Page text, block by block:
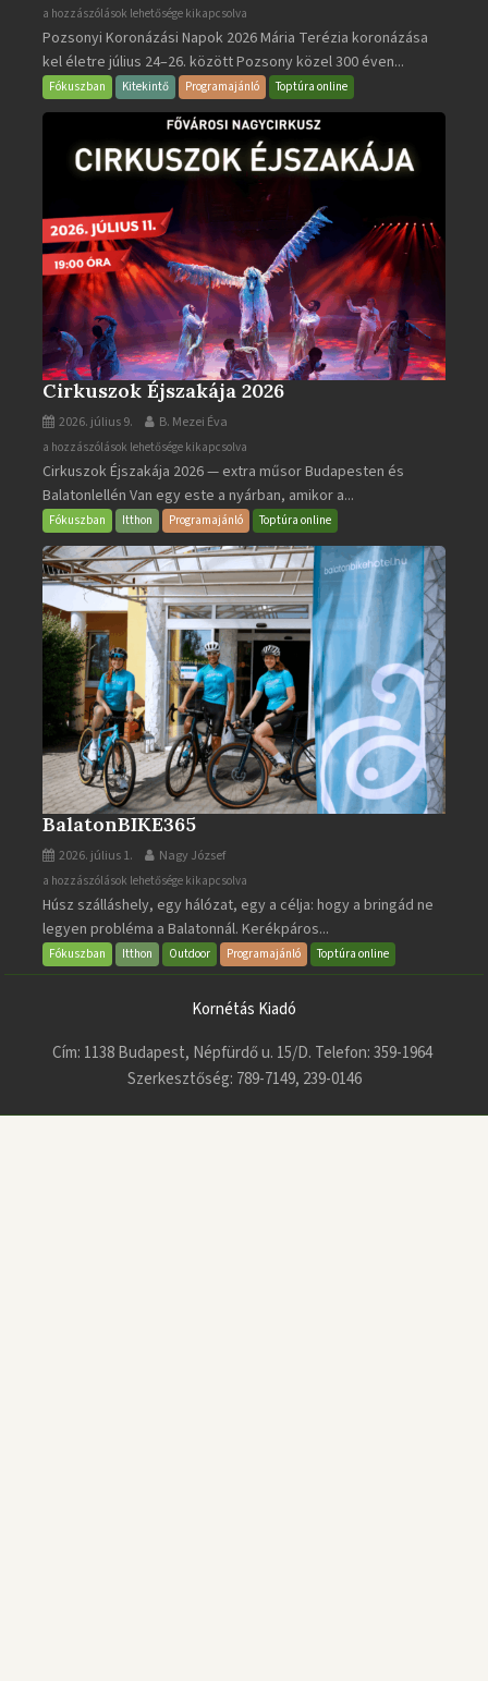
Pozsonyi
Koronázási
Napok
bejegyzéshez
a hozzászólások lehetősége kikapcsolva
Pozsonyi Koronázási Napok 2026 Mária Terézia koronázása
kel életre július 24–26. között Pozsony közel 300 éven...
Fókuszban Kitekintő Programajánló Toptúra online
Cirkuszok Éjszakája 2026
2026. július 9. B. Mezei Éva
Cirkuszok
Éjszakája
2026
bejegyzéshez
a hozzászólások lehetősége kikapcsolva
Cirkuszok Éjszakája 2026 — extra műsor Budapesten és
Balatonlellén Van egy este a nyárban, amikor a...
Fókuszban Itthon Programajánló Toptúra online
BalatonBIKE365
2026. július 1. Nagy József
BalatonBIKE365
bejegyzéshez
a hozzászólások lehetősége kikapcsolva
Húsz szálláshely, egy hálózat, egy a célja: hogy a bringád ne
legyen probléma a Balatonnál. Kerékpáros...
Fókuszban Itthon Outdoor Programajánló Toptúra online
Kornétás Kiadó
Cím: 1138 Budapest, Népfürdő u. 15/D. Telefon: 359-1964
Szerkesztőség: 789-7149, 239-0146